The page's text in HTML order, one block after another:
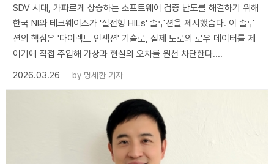
SDV 시대, 가파르게 상승하는 소프트웨어 검증 난도를 해결하기 위해
한국 NI와 테크웨이즈가 '실전형 HILs' 솔루션을 제시했습다. 이 솔루
션의 핵심은 '다이렉트 인젝션' 기술로, 실제 도로의 로우 데이터를 제
어기에 직접 주입해 가상과 현실의 오차를 원천 차단한다....
2026.03.26
by 명세환 기자